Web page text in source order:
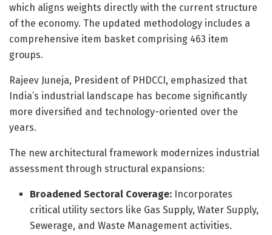
which aligns weights directly with the current structure
of the economy. The updated methodology includes a
comprehensive item basket comprising 463 item
groups.
Rajeev Juneja, President of PHDCCI, emphasized that
India’s industrial landscape has become significantly
more diversified and technology-oriented over the
years.
The new architectural framework modernizes industrial
assessment through structural expansions:
Broadened Sectoral Coverage: Incorporates
critical utility sectors like Gas Supply, Water Supply,
Sewerage, and Waste Management activities.